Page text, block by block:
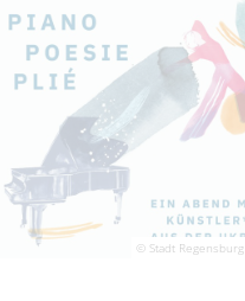
© Stadt